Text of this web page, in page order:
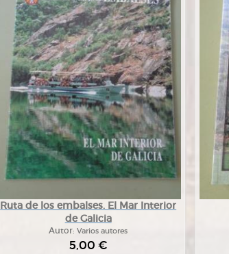
Ruta de los embalses. El Mar Interior
de Galicia
Autor:Varios autores
5,00 €